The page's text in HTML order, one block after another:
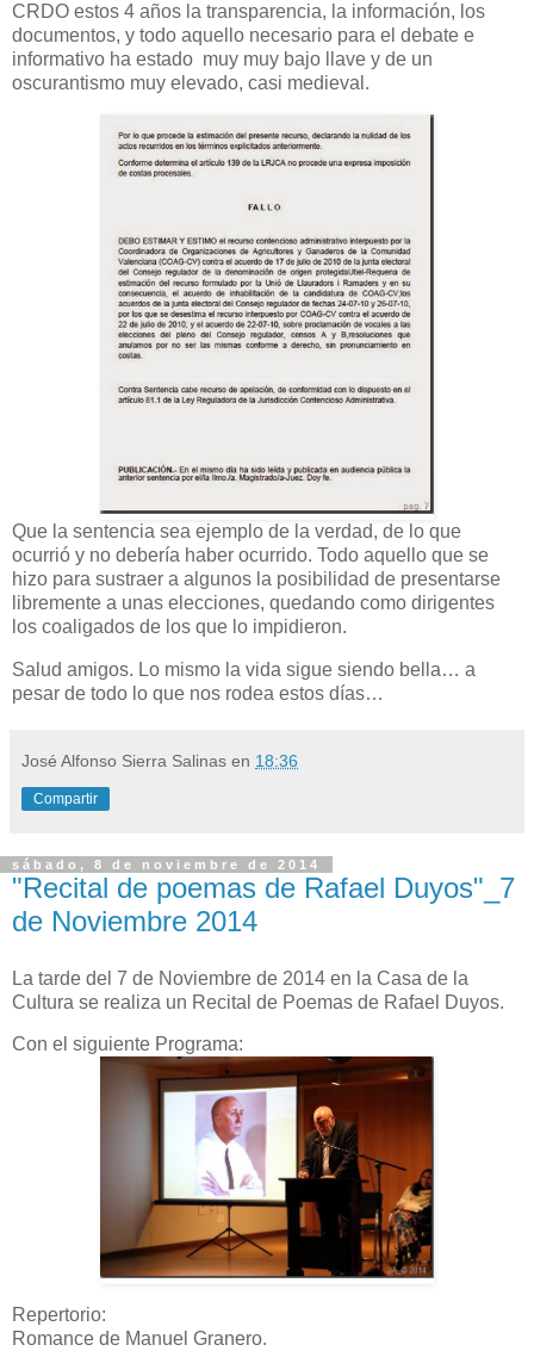
CRDO estos 4 años la transparencia, la información, los
documentos, y todo aquello necesario para el debate e
informativo ha estado muy muy bajo llave y de un
oscurantismo muy elevado, casi medieval.
Que la sentencia sea ejemplo de la verdad, de lo que
ocurrió y no debería haber ocurrido. Todo aquello que se
hizo para sustraer a algunos la posibilidad de presentarse
libremente a unas elecciones, quedando como dirigentes
los coaligados de los que lo impidieron.
Salud amigos. Lo mismo la vida sigue siendo bella… a
pesar de todo lo que nos rodea estos días…
José Alfonso Sierra Salinas en 18:36
Compartir
sábado, 8 de noviembre de 2014
"Recital de poemas de Rafael Duyos"_7
de Noviembre 2014
La tarde del 7 de Noviembre de 2014 en la Casa de la
Cultura se realiza un Recital de Poemas de Rafael Duyos.
Con el siguiente Programa:
Repertorio:
Romance de Manuel Granero.